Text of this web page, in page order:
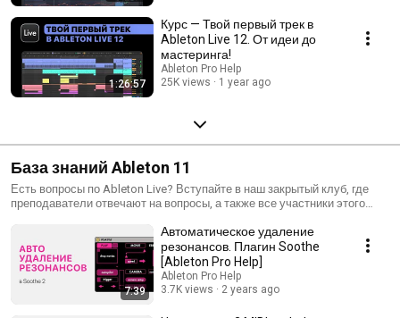
1:26:57
Курс — Твой первый трек в
Ableton Live 12. От идеи до
мастеринга!
Ableton Pro Help
25K views
1 year ago
База знаний Ableton 11
Есть вопросы по Ableton Live? Вступайте в наш закрытый клуб, где
преподаватели отвечают на вопросы, а также все участники этого
https://www.musichelp.ru/subscription/present_ableton_pro_help
7:39
Автоматическое удаление
резонансов. Плагин Soothe
[Ableton Pro Help]
Ableton Pro Help
3.7K views
2 years ago